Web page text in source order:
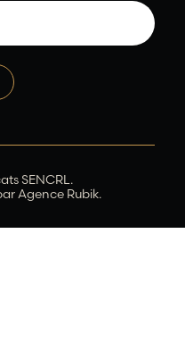
SENCRL.
Agence Rubik.